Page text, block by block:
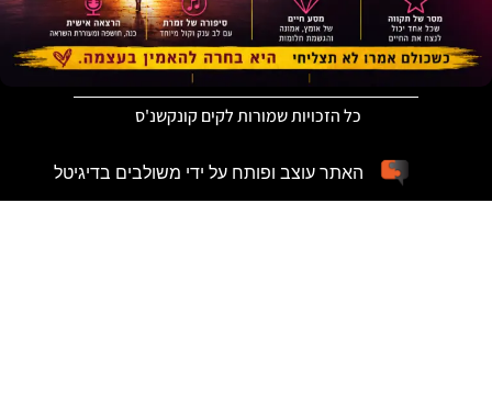
כל הזכויות שמורות לקים קונקשנ'ס
האתר עוצב ופותח על ידי משולבים בדיגיטל